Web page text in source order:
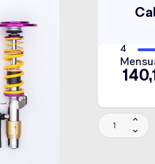
SUSPENSION
ROSCADA